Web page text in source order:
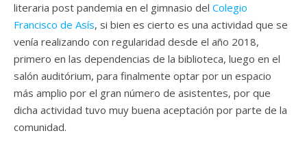
literaria post pandemia en el gimnasio del Colegio
Francisco de Asís, si bien es cierto es una actividad que se
venía realizando con regularidad desde el año 2018,
primero en las dependencias de la biblioteca, luego en el
salón auditórium, para finalmente optar por un espacio
más amplio por el gran número de asistentes, por que
dicha actividad tuvo muy buena aceptación por parte de la
comunidad.